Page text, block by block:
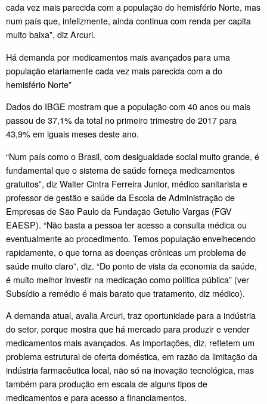
cada vez mais parecida com a população do hemisfério Norte, mas
num país que, infelizmente, ainda continua com renda per capita
muito baixa”, diz Arcuri.
Há demanda por medicamentos mais avançados para uma
população etariamente cada vez mais parecida com a do
hemisfério Norte”
Dados do IBGE mostram que a população com 40 anos ou mais
passou de 37,1% da total no primeiro trimestre de 2017 para
43,9% em iguais meses deste ano.
“Num país como o Brasil, com desigualdade social muito grande, é
fundamental que o sistema de saúde forneça medicamentos
gratuitos”, diz Walter Cintra Ferreira Junior, médico sanitarista e
professor de gestão e saúde da Escola de Administração de
Empresas de São Paulo da Fundação Getulio Vargas (FGV
EAESP). “Não basta a pessoa ter acesso a consulta médica ou
eventualmente ao procedimento. Temos população envelhecendo
rapidamente, o que torna as doenças crônicas um problema de
saúde muito claro”, diz. “Do ponto de vista da economia da saúde,
é muito melhor investir na medicação como política pública” (ver
Subsídio a remédio é mais barato que tratamento, diz médico).
A demanda atual, avalia Arcuri, traz oportunidade para a indústria
do setor, porque mostra que há mercado para produzir e vender
medicamentos mais avançados. As importações, diz, refletem um
problema estrutural de oferta doméstica, em razão da limitação da
indústria farmacêutica local, não só na inovação tecnológica, mas
também para produção em escala de alguns tipos de
medicamentos e para acesso a financiamentos.